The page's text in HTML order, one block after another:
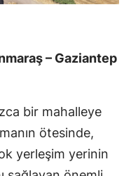
– Gaziantep
bir mahalleye
ötesinde,
yerleşim yerinin